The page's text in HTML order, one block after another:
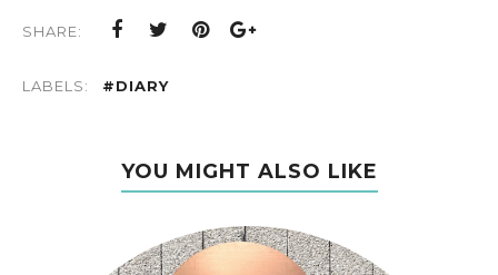
SHARE:
LABELS: #DIARY
YOU MIGHT ALSO LIKE